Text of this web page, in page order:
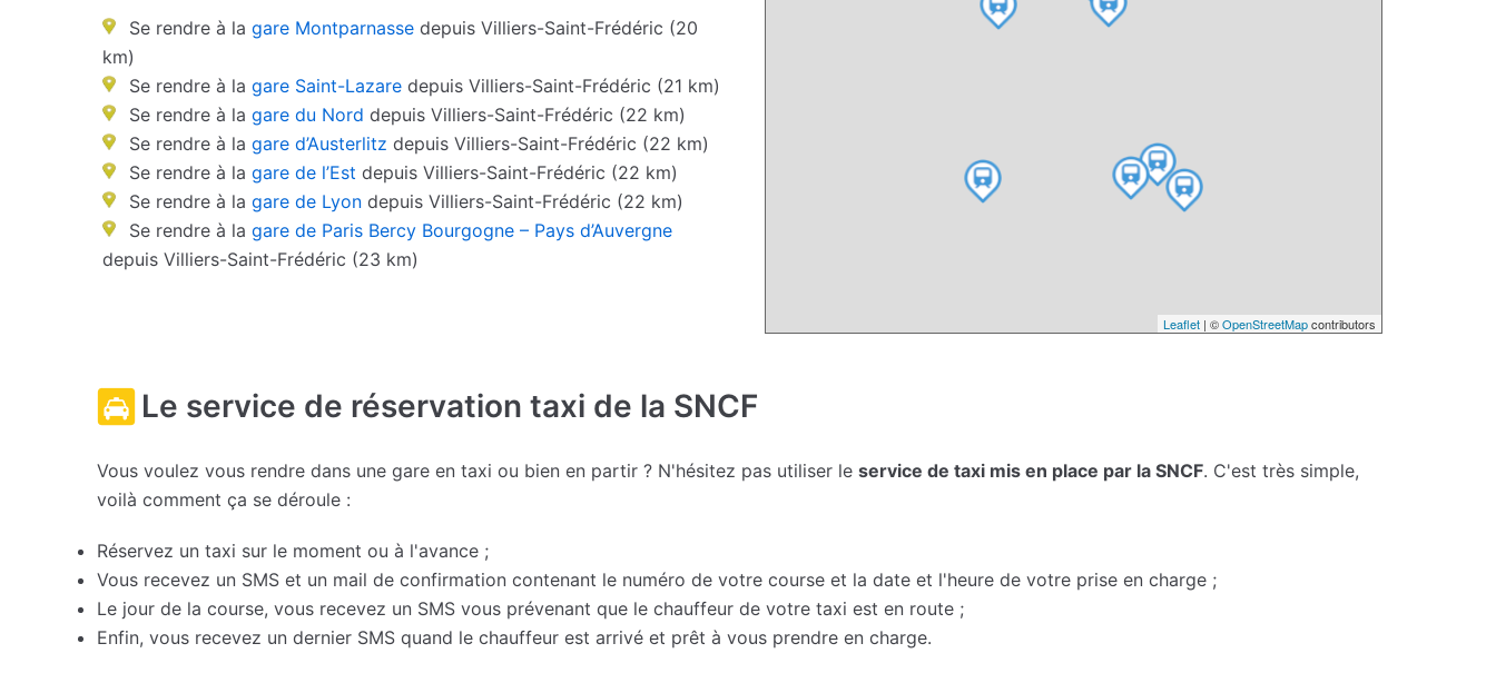
Se rendre à la gare Montparnasse depuis Villiers-Saint-Frédéric (20
km)
Se rendre à la gare Saint-Lazare depuis Villiers-Saint-Frédéric (21 km)
Se rendre à la gare du Nord depuis Villiers-Saint-Frédéric (22 km)
Se rendre à la gare d’Austerlitz depuis Villiers-Saint-Frédéric (22 km)
Se rendre à la gare de l’Est depuis Villiers-Saint-Frédéric (22 km)
Se rendre à la gare de Lyon depuis Villiers-Saint-Frédéric (22 km)
Se rendre à la gare de Paris Bercy Bourgogne – Pays d’Auvergne
depuis Villiers-Saint-Frédéric (23 km)
Leaflet | ©OpenStreetMapcontributors
Le service de réservation taxi de la SNCF
Vous voulez vous rendre dans une gare en taxi ou bien en partir ? N'hésitez pas utiliser le service de taxi mis en place par la SNCF. C'est très simple,
voilà comment ça se déroule :
Réservez un taxi sur le moment ou à l'avance ;
Vous recevez un SMS et un mail de confirmation contenant le numéro de votre course et la date et l'heure de votre prise en charge ;
Le jour de la course, vous recevez un SMS vous prévenant que le chauffeur de votre taxi est en route ;
Enfin, vous recevez un dernier SMS quand le chauffeur est arrivé et prêt à vous prendre en charge.